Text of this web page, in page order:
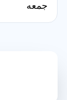
جمعه